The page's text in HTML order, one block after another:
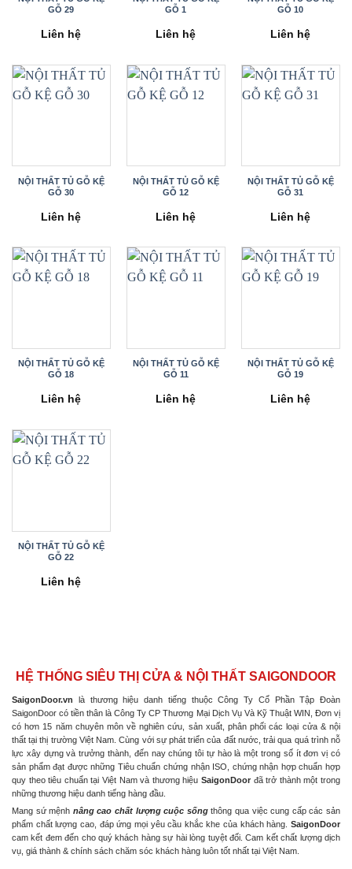
GỖ 29
Liên hệ
GỖ 1
Liên hệ
GỖ 10
Liên hệ
NỘI THẤT TỦ GỖ KỆ
GỖ 30
Liên hệ
NỘI THẤT TỦ GỖ KỆ
GỖ 12
Liên hệ
NỘI THẤT TỦ GỖ KỆ
GỖ 31
Liên hệ
NỘI THẤT TỦ GỖ KỆ
GỖ 18
Liên hệ
NỘI THẤT TỦ GỖ KỆ
GỖ 11
Liên hệ
NỘI THẤT TỦ GỖ KỆ
GỖ 19
Liên hệ
NỘI THẤT TỦ GỖ KỆ
GỖ 22
Liên hệ
HỆ THỐNG SIÊU THỊ CỬA & NỘI THẤT SAIGONDOOR
SaigonDoor.vn là thương hiệu danh tiếng thuộc Công Ty Cổ Phần Tập Đoàn
SaigonDoor có tiền thân là Công Ty CP Thương Mại Dịch Vụ Và Kỹ Thuật WIN, Đơn vị
có hơn 15 năm chuyên môn về nghiên cứu, sản xuất, phân phối các loại cửa & nội
thất tại thị trường Việt Nam. Cùng với sự phát triển của đất nước, trải qua quá trình nỗ
lực xây dựng và trưởng thành, đến nay chúng tôi tự hào là một trong số ít đơn vị có
sản phẩm đạt được những Tiêu chuẩn chứng nhận ISO, chứng nhận hợp chuẩn hợp
quy theo tiêu chuẩn tại Việt Nam và thương hiệu SaigonDoor đã trở thành một trong
những thương hiệu danh tiếng hàng đầu.
Mang sứ mệnh nâng cao chất lượng cuộc sốngthông qua việc cung cấp các sản
phẩm chất lượng cao, đáp ứng mọi yêu cầu khắc khe của khách hàng. SaigonDoor
cam kết đem đến cho quý khách hàng sự hài lòng tuyệt đối. Cam kết chất lượng dịch
vụ, giá thành & chính sách chăm sóc khách hàng luôn tốt nhất tại Việt Nam.